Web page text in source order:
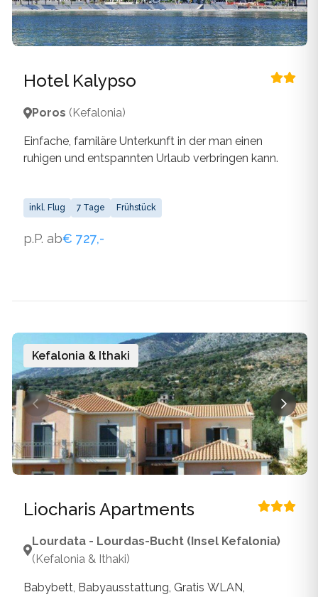
Hotel Kalypso
Poros (Kefalonia)
Einfache, familäre Unterkunft in der man einen
ruhigen und entspannten Urlaub verbringen kann.
inkl. Flug 7 Tage Frühstück
p.P. ab€ 727,-
Kefalonia & Ithaki
Liocharis Apartments
Lourdata - Lourdas-Bucht (Insel Kefalonia)
(Kefalonia & Ithaki)
Babybett, Babyausstattung, Gratis WLAN,